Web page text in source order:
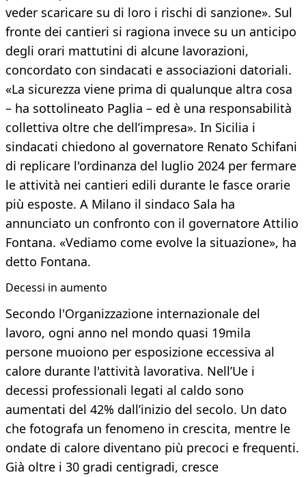
veder scaricare su di loro i rischi di sanzione». Sul
fronte dei cantieri si ragiona invece su un anticipo
degli orari mattutini di alcune lavorazioni,
concordato con sindacati e associazioni datoriali.
«La sicurezza viene prima di qualunque altra cosa
– ha sottolineato Paglia – ed è una responsabilità
collettiva oltre che dell’impresa». In Sicilia i
sindacati chiedono al governatore Renato Schifani
di replicare l'ordinanza del luglio 2024 per fermare
le attività nei cantieri edili durante le fasce orarie
più esposte. A Milano il sindaco Sala ha
annunciato un confronto con il governatore Attilio
Fontana. «Vediamo come evolve la situazione», ha
detto Fontana.
Decessi in aumento
Secondo l'Organizzazione internazionale del
lavoro, ogni anno nel mondo quasi 19mila
persone muoiono per esposizione eccessiva al
calore durante l'attività lavorativa. Nell’Ue i
decessi professionali legati al caldo sono
aumentati del 42% dall’inizio del secolo. Un dato
che fotografa un fenomeno in crescita, mentre le
ondate di calore diventano più precoci e frequenti.
Già oltre i 30 gradi centigradi, cresce